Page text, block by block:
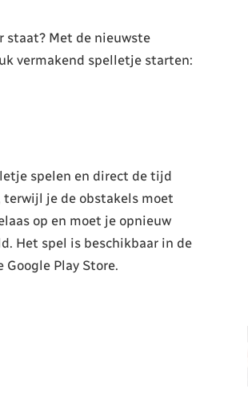
staat? Met de nieuwste
vermakend spelletje starten:
spelen en direct de tijd
je de obstakels moet
op en moet je opnieuw
Het spel is beschikbaar in de
Play Store.